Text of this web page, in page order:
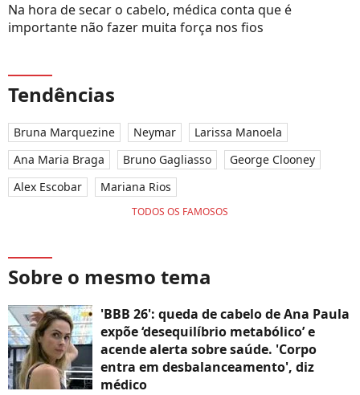
Na hora de secar o cabelo, médica conta que é
importante não fazer muita força nos fios
Tendências
Bruna Marquezine Neymar
Larissa Manoela
Ana Maria Braga
Bruno Gagliasso
George Clooney
Alex Escobar
Mariana Rios
TODOS OS FAMOSOS
Sobre o mesmo tema
'BBB 26': queda de cabelo de Ana Paula
expõe ‘desequilíbrio metabólico’ e
acende alerta sobre saúde. 'Corpo
entra em desbalanceamento', diz
médico